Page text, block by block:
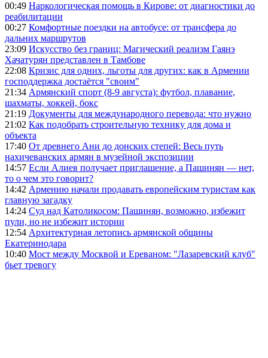
00:49 Наркологическая помощь в Кирове: от диагностики до
реабилитации
00:27 Комфортные поездки на автобусе: от трансфера до
дальних маршрутов
23:09 Искусство без границ: Магический реализм Гаянэ
Хачатурян представлен в Тамбове
22:08 Кризис для одних, льготы для других: как в Армении
господдержка достаётся "своим"
21:34 Армянский спорт (8-9 августа): футбол, плавание,
шахматы, хоккей, бокс
21:19 Документы для международного перевода: что нужно
21:02 Как подобрать строительную технику для дома и
объекта
17:40 От древнего Ани до донских степей: Весь путь
нахичеванских армян в музейной экспозиции
14:57 Если Алиев получает приглашение, а Пашинян — нет,
то о чем это говорит?
14:42 Армению начали продавать европейским туристам как
главную загадку
14:24 Суд над Католикосом: Пашинян, возможно, избежит
пули, но не избежит истории
12:54 Архитектурная летопись армянской общины
Екатеринодара
10:40 Мост между Москвой и Ереваном: "Лазаревский клуб"
бьет тревогу